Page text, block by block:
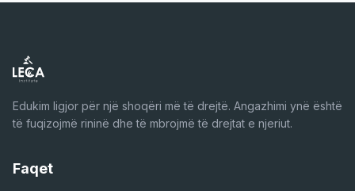
Edukim ligjor për një shoqëri më të drejtë. Angazhimi ynë është
të fuqizojmë rininë dhe të mbrojmë të drejtat e njeriut.
Faqet